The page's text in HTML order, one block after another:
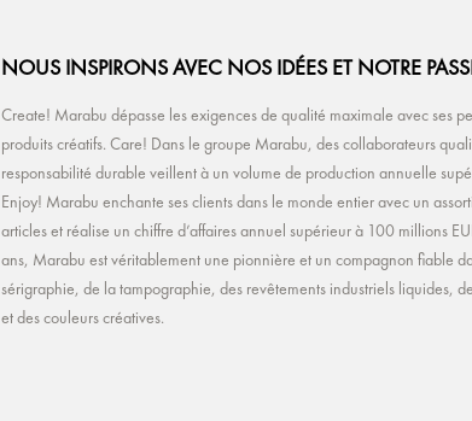
NOUS INSPIRONS AVEC NOS IDÉES ET NOTRE
Create! Marabu dépasse les exigences de qualité maximale avec ses
produits créatifs. Care! Dans le groupe Marabu, des collaborateurs
responsabilité durable veillent à un volume de production annuelle
Enjoy! Marabu enchante ses clients dans le monde entier avec un
articles et réalise un chiffre d’affaires annuel supérieur à 100 millions
ans, Marabu est véritablement une pionnière et un compagnon fiable
sérigraphie, de la tampographie, des revêtements industriels liquides,
et des couleurs créatives.